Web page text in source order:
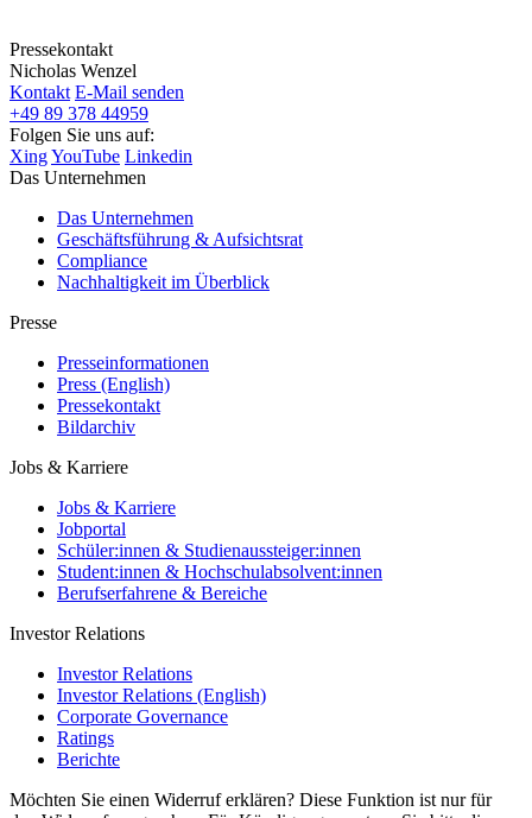
Pressekontakt
Nicholas Wenzel
Kontakt E-Mail senden
+49 89 378 44959
Folgen Sie uns auf:
XingYouTube Linkedin
Das Unternehmen
Das Unternehmen
Geschäftsführung & Aufsichtsrat
Compliance
Nachhaltigkeit im Überblick
Presse
Presseinformationen
Press (English)
Pressekontakt
Bildarchiv
Jobs & Karriere
Jobs & Karriere
Jobportal
Schüler:innen & Studienaussteiger:innen
Student:innen & Hochschulabsolvent:innen
Berufserfahrene & Bereiche
Investor Relations
Investor Relations
Investor Relations (English)
Corporate Governance
Ratings
Berichte
Möchten Sie einen Widerruf erklären? Diese Funktion ist nur für